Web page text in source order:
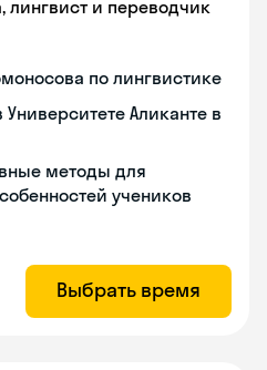
лингвист и переводчик
по лингвистике
Аликанте в
методы для
учеников
Выбрать время